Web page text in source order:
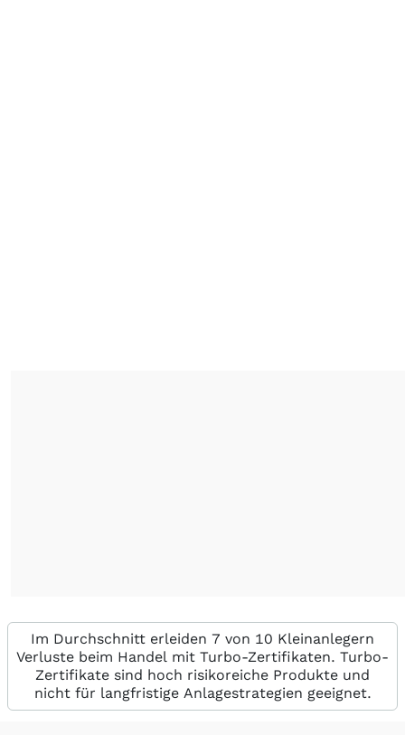
Im Durchschnitt erleiden 7 von 10 Kleinanlegern
Verluste beim Handel mit Turbo-Zertifikaten. Turbo-
Zertifikate sind hoch risikoreiche Produkte und
nicht für langfristige Anlagestrategien geeignet.